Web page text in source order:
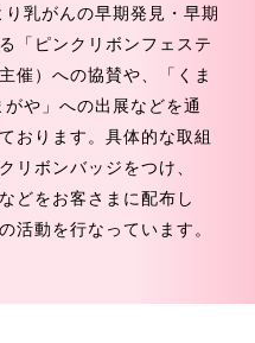
乳がんの早期発見・早期
「ピンクリボンフェステ
催）への協賛や、「くま
や」への出展などを通
おります。具体的な取組
リボンバッジをつけ、
どをお客さまに配布し
活動を行なっています。